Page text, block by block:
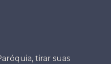
tirar suas